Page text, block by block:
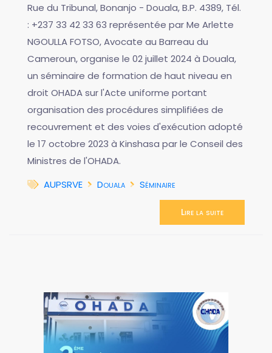
Rue du Tribunal, Bonanjo - Douala, B.P. 4389, Tél.
: +237 33 42 33 63 représentée par Me Arlette
NGOULLA FOTSO, Avocate au Barreau du
Cameroun, organise le 02 juillet 2024 à Douala,
un séminaire de formation de haut niveau en
droit OHADA sur l'Acte uniforme portant
organisation des procédures simplifiées de
recouvrement et des voies d'exécution adopté
le 17 octobre 2023 à Kinshasa par le Conseil des
Ministres de l'OHADA.
AUPSRVE
Douala Séminaire
Lire la suite